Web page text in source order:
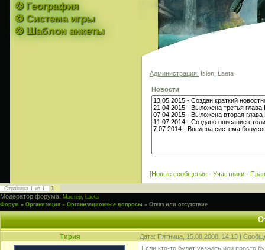
❂ География
❂ Система игры
❂ Шаблон анкеты
Администрация: Isien, Laeta
Новости
[Новые сообщения · Участники ·
Страница 1 из 1
1
Модератор форума: Мастер
Laeta
Форум » Организация » Организационные вопросы » Отказ или отсутствие
Тирия Дата: Пятница, 15.08.2008, 14:13 |
Если кто-то будет уезжать или просто